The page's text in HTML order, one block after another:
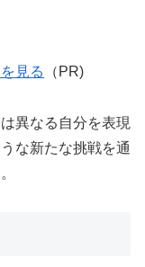
見る （PR)
異なる自分を表現
な新たな挑戦を通